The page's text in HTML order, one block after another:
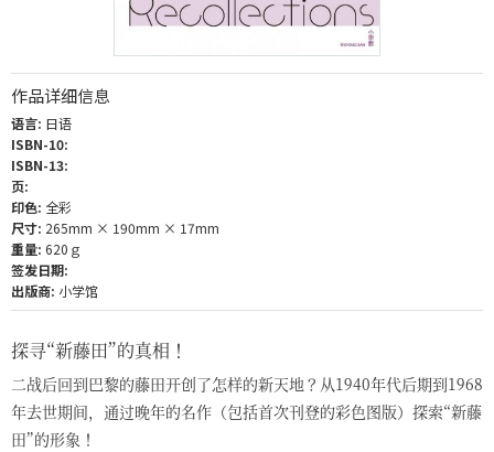
作品详细信息
语言: 日语
ISBN-10:
ISBN-13:
页:
印色: 全彩
尺寸: 265mm × 190mm × 17mm
重量: 620ｇ
签发日期:
出版商: 小学馆
探寻“新藤田”的真相！
二战后回到巴黎的藤田开创了怎样的新天地？从1940年代后期到1968
年去世期间，通过晚年的名作（包括首次刊登的彩色图版）探索“新藤
田”的形象！